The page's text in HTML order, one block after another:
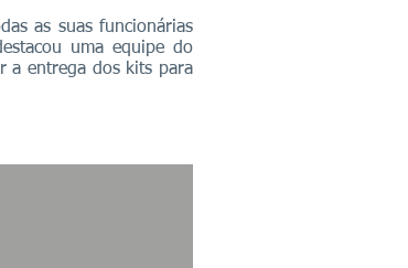
as suas funcionárias
uma equipe do
a entrega dos kits para